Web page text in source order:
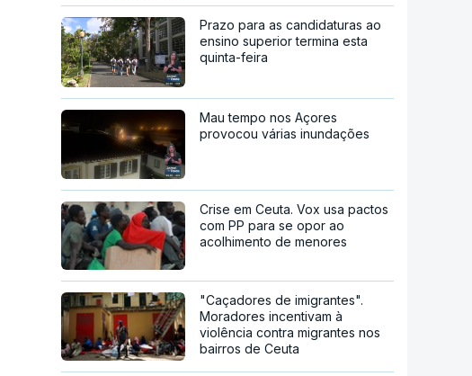
Prazo para as candidaturas ao
ensino superior termina esta
quinta-feira
Mau tempo nos Açores
provocou várias inundações
Crise em Ceuta. Vox usa pactos
com PP para se opor ao
acolhimento de menores
"Caçadores de imigrantes".
Moradores incentivam à
violência contra migrantes nos
bairros de Ceuta